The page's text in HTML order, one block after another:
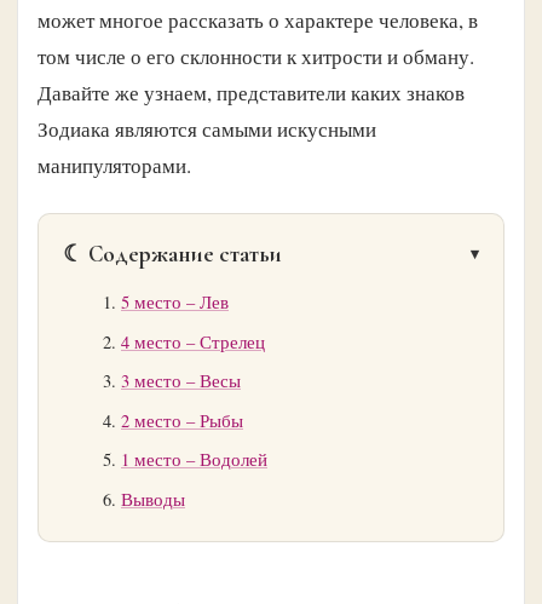
может многое рассказать о характере человека, в
том числе о его склонности к хитрости и обману.
Давайте же узнаем, представители каких знаков
Зодиака являются самыми искусными
манипуляторами.
☾ Содержание статьи
5 место – Лев
4 место – Стрелец
3 место – Весы
2 место – Рыбы
1 место – Водолей
Выводы